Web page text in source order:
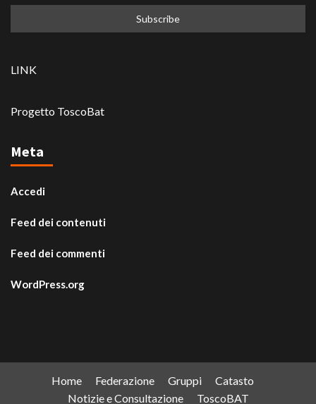
LINK
Progetto ToscoBat
Meta
Accedi
Feed dei contenuti
Feed dei commenti
WordPress.org
Home Federazione Gruppi
Catasto
Notizie e Consultazione
ToscoBAT